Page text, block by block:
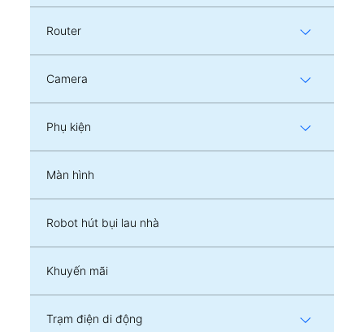
Router
Camera
Phụ kiện
Màn hình
Robot hút bụi lau nhà
Khuyến mãi
Trạm điện di động